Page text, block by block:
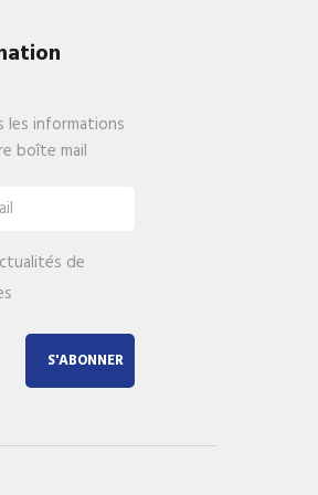
les informations
boîte mail
de
S'ABONNER